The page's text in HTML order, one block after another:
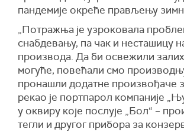
пандемије окреће прављењу
„Потражња је узроковала
снабдевању, па чак и несташицу
производа. Да би освежили
могуће, повећали смо
пронашли додатне произвођаче
рекао је портпарол компаније
у оквиру које послује „Бол“ –
тегли и другог прибора за